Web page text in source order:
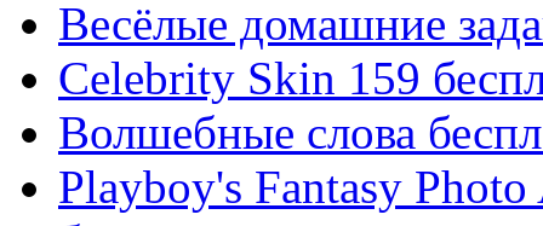
Весёлые домашние
Celebrity Skin 159
Волшебные слова
Playboy's Fantasy